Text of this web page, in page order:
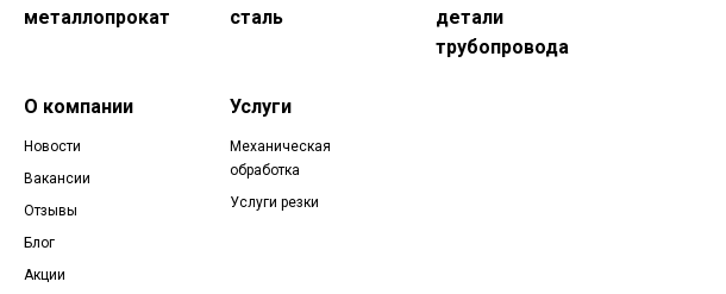
металлопрокат
сталь
детали
трубопровода
О компании
Новости
Вакансии
Отзывы
Блог
Акции
Услуги
Механическая
обработка
Услуги резки